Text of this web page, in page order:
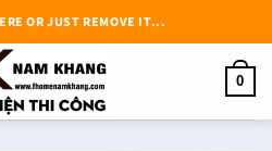
OR JUST REMOVE IT...
0